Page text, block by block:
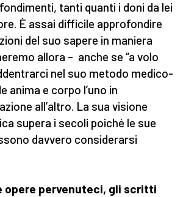
tanti quanti i doni da lei
È assai difficile approfondire
del suo sapere in maniera
allora – anche se “a volo
nel suo metodo medico-
anima e corpo l’uno in
all’altro. La sua visione
supera i secoli poiché le sue
davvero considerarsi
opere pervenuteci, gli scritti